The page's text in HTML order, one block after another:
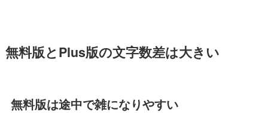
無料版とPlus版の文字数差は大きい
無料版は途中で雑になりやすい